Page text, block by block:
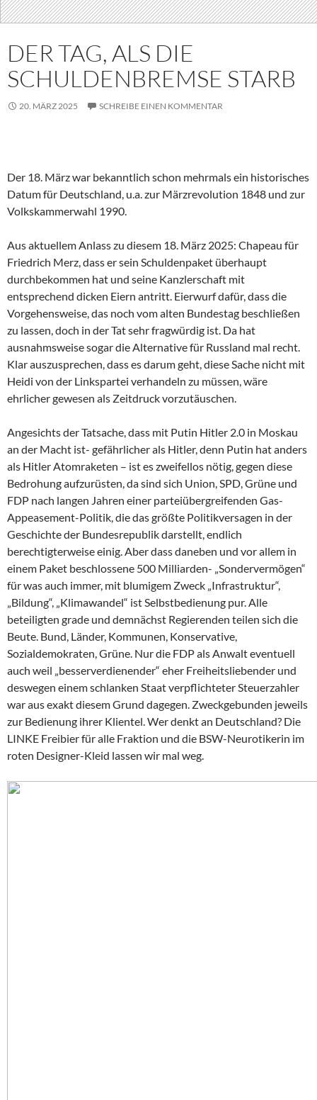
DER TAG, ALS DIE
SCHULDENBREMSE STARB
20. MÄRZ 2025 SCHREIBE EINEN KOMMENTAR
Der 18. März war bekanntlich schon mehrmals ein historisches
Datum für Deutschland, u.a. zur Märzrevolution 1848 und zur
Volkskammerwahl 1990.
Aus aktuellem Anlass zu diesem 18. März 2025: Chapeau für
Friedrich Merz, dass er sein Schuldenpaket überhaupt
durchbekommen hat und seine Kanzlerschaft mit
entsprechend dicken Eiern antritt. Eierwurf dafür, dass die
Vorgehensweise, das noch vom alten Bundestag beschließen
zu lassen, doch in der Tat sehr fragwürdig ist. Da hat
ausnahmsweise sogar die Alternative für Russland mal recht.
Klar auszusprechen, dass es darum geht, diese Sache nicht mit
Heidi von der Linkspartei verhandeln zu müssen, wäre
ehrlicher gewesen als Zeitdruck vorzutäuschen.
Angesichts der Tatsache, dass mit Putin Hitler 2.0 in Moskau
an der Macht ist- gefährlicher als Hitler, denn Putin hat anders
als Hitler Atomraketen – ist es zweifellos nötig, gegen diese
Bedrohung aufzurüsten, da sind sich Union, SPD, Grüne und
FDP nach langen Jahren einer parteiübergreifenden Gas-
Appeasement-Politik, die das größte Politikversagen in der
Geschichte der Bundesrepublik darstellt, endlich
berechtigterweise einig. Aber dass daneben und vor allem in
einem Paket beschlossene 500 Milliarden- „Sondervermögen“
für was auch immer, mit blumigem Zweck „Infrastruktur“,
„Bildung“, „Klimawandel“ ist Selbstbedienung pur. Alle
beteiligten grade und demnächst Regierenden teilen sich die
Beute. Bund, Länder, Kommunen, Konservative,
Sozialdemokraten, Grüne. Nur die FDP als Anwalt eventuell
auch weil „besserverdienender“ eher Freiheitsliebender und
deswegen einem schlanken Staat verpflichteter Steuerzahler
war aus exakt diesem Grund dagegen. Zweckgebunden jeweils
zur Bedienung ihrer Klientel. Wer denkt an Deutschland? Die
LINKE Freibier für alle Fraktion und die BSW-Neurotikerin im
roten Designer-Kleid lassen wir mal weg.